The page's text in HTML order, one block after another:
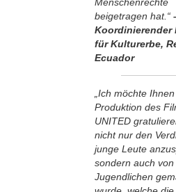
beigetragen hat.“
Koordinierender
für Kulturerbe,
Ecuador
„Ich möchte
Produktion des
UNITED
nicht nur den
junge Leute
sondern auch von
Jugendlichen